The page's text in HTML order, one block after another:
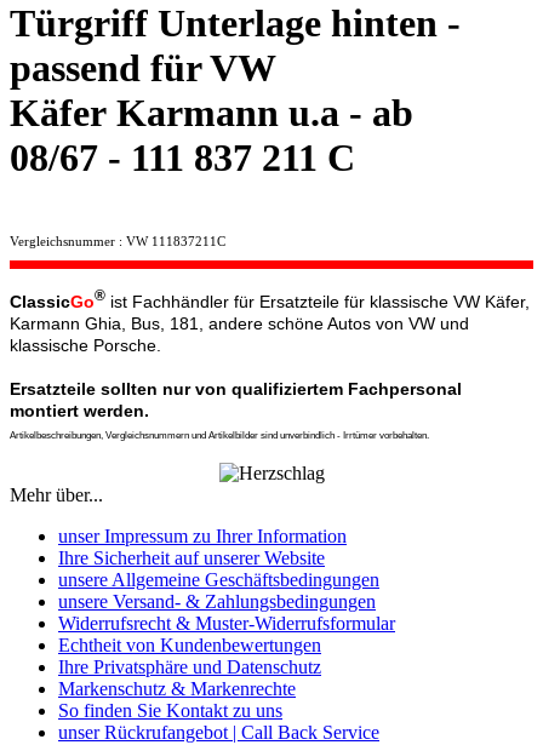
Türgriff Unterlage hinten -
passend für VW
Käfer Karmann u.a - ab
08/67 - 111 837 211 C
Vergleichsnummer : VW 111837211C
ClassicGo® ist Fachhändler für Ersatzteile für klassische VW Käfer,
Karmann Ghia, Bus, 181, andere schöne Autos von VW und
klassische Porsche.
Ersatzteile sollten nur von qualifiziertem Fachpersonal
montiert werden.
Artikelbeschreibungen, Vergleichsnummern und Artikelbilder sind unverbindlich - Irrtümer vorbehalten.
Mehr über...
unser Impressum zu Ihrer Information
Ihre Sicherheit auf unserer Website
unsere Allgemeine Geschäftsbedingungen
unsere Versand- & Zahlungsbedingungen
Widerrufsrecht & Muster-Widerrufsformular
Echtheit von Kundenbewertungen
Ihre Privatsphäre und Datenschutz
Markenschutz & Markenrechte
So finden Sie Kontakt zu uns
unser Rückrufangebot | Call Back Service